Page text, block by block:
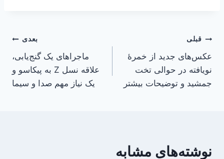
راهبری
نوشته
قبلی
عکس‌های جدید از خمرۀ
نویافته در حوالی تخت
جمشید و توضیحات بیشتر
بعدی
ماجراهای یک گنج‌یابی،
علاقه نسل Z به پیکاسو و
یک نیاز مهم صدا و سیما
نوشته‌های مشابه